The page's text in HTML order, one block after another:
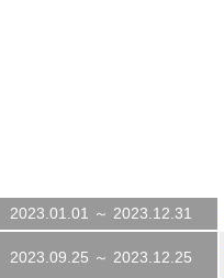
2023.01.01 ～ 2023.12.31
2023.09.25 ～ 2023.12.25